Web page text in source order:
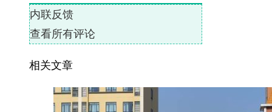
内联反馈
查看所有评论
相关文章